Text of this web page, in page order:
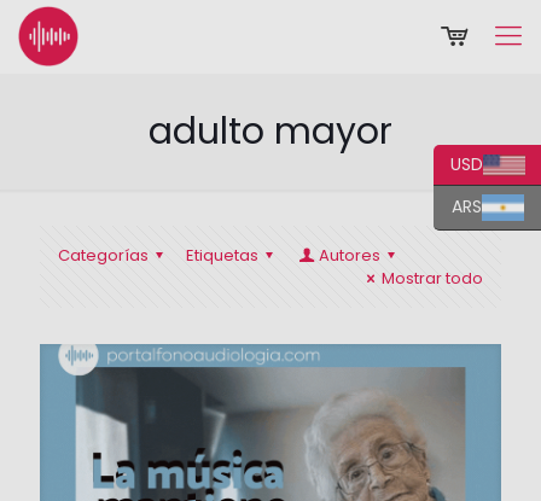
adulto mayor
Categorías Etiquetas
Autores
Mostrar todo
USD
ARS